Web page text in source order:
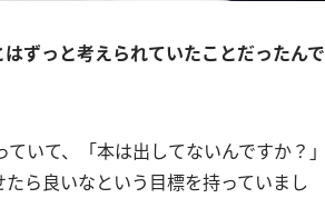
ずっと考えられていたことだったんで
いて、「本は出してないんですか？」
ら良いなという目標を持っていまし